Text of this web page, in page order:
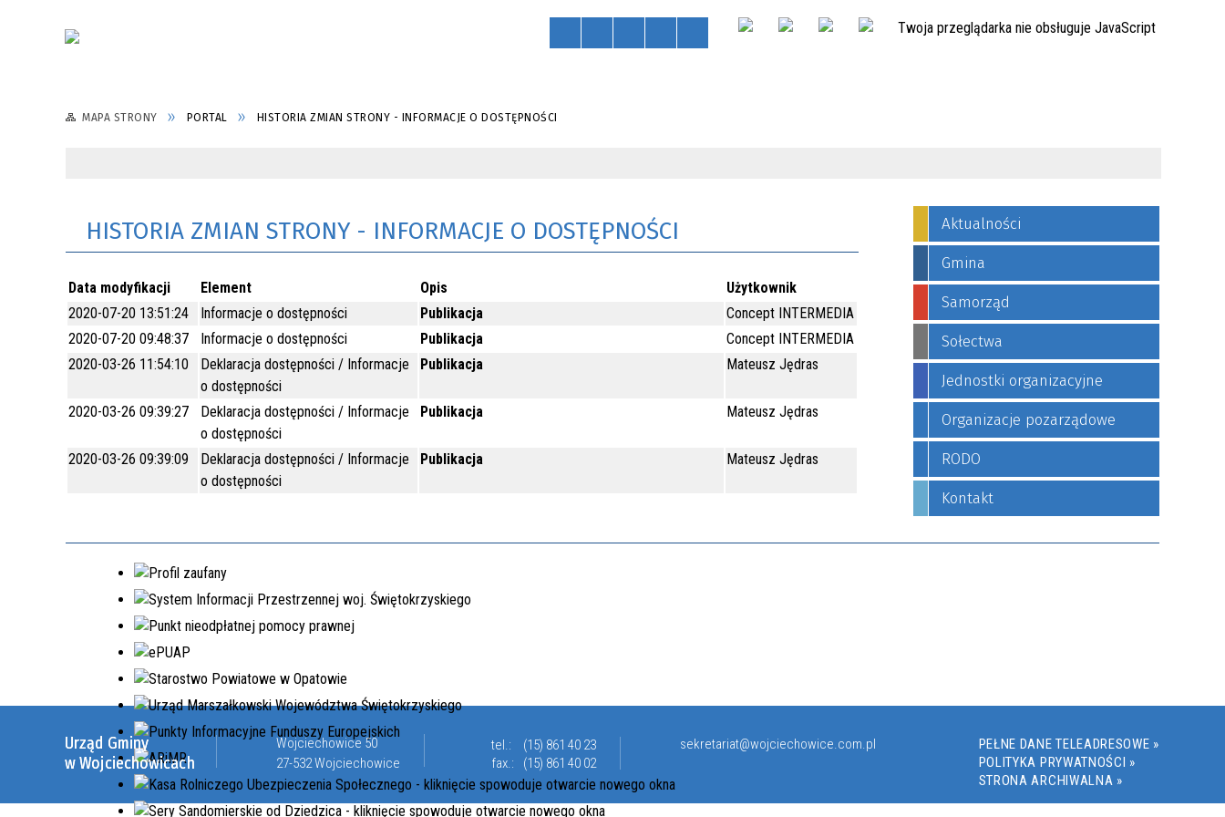
Twoja przeglądarka nie obsługuje JavaScript
MAPA STRONY PORTAL HISTORIA ZMIAN STRONY - INFORMACJE O DOSTĘPNOŚCI
HISTORIA ZMIAN STRONY - INFORMACJE O DOSTĘPNOŚCI
Data modyfikacji Element Opis
Użytkownik
2020-07-20 13:51:24
Informacje o dostępności Publikacja
Concept INTERMEDIA
2020-07-20 09:48:37
Informacje o dostępności Publikacja
Concept INTERMEDIA
2020-03-26 11:54:10
Deklaracja dostępności / Informacje
o dostępności
Publikacja Mateusz Jędras
2020-03-26 09:39:27
Deklaracja dostępności / Informacje
o dostępności
Publikacja Mateusz Jędras
2020-03-26 09:39:09
Deklaracja dostępności / Informacje
o dostępności
Publikacja Mateusz Jędras
Aktualności
Gmina
Samorząd
Sołectwa
Jednostki organizacyjne
Organizacje pozarządowe
RODO
Kontakt
Urząd Gminy
w Wojciechowicach
Wojciechowice 50
27-532 Wojciechowice
tel.:
(15) 861 40 23
fax.:
(15) 861 40 02
sekretariat@wojciechowice.com.pl
PEŁNE DANE TELEADRESOWE »
POLITYKA PRYWATNOŚCI »
STRONA ARCHIWALNA »